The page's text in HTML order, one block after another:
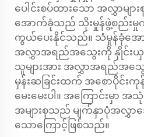
ပေါင်းစပ်ထားသော အလွှာမျာ
အောက်ခုံသည် သိုးမှုန်ဖွဲ့စည်းမှု
ကွယ်ပေးနိုင်သည်။ သံမှုန်ခုံအေ
အလွှာအရည်အသွေးကို နှိုင်းယှ
သူများအား အလွှာအရည်အသွေ
မှန်းဆခြင်းထက် အစောပိုင်း
မေးမေးပါ။ အကြောင်းမှာ အ
အများစုသည် မျက်နှာပုံအလွှ
သောကြောင့်ဖြစ်သည်။